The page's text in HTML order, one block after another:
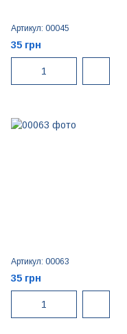
Артикул: 00045
35 грн
Артикул: 00063
35 грн